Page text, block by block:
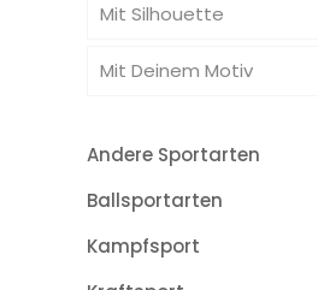
Mit Silhouette
Mit Deinem Motiv
Andere Sportarten
Ballsportarten
Kampfsport